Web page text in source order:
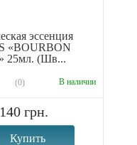
эссенция
«BOURBON
25мл. (Шв...
(0) В наличии
140 грн.
Купить